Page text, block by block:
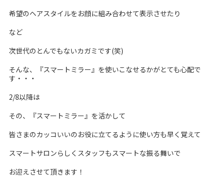
希望のヘアスタイルをお顔に組み合わせて表示させたり
など
次世代のとんでもないカガミです(笑)
そんな、『スマートミラー』を使いこなせるかがとても心配で
す・・・
2/8以降は
その、『スマートミラー』を活かして
皆さまのカッコいいのお役に立てるように使い方も早く覚えて
スマートサロンらしくスタッフもスマートな振る舞いで
お迎えさせて頂きます！